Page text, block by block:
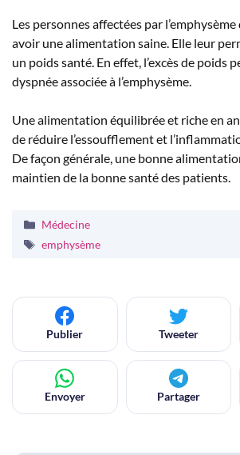
Les personnes affectées par
avoir une alimentation saine. Elle leur
un poids santé. En effet, l’excès de poids
dyspnée associée à l’emphysème.
Une alimentation équilibrée et riche en
de réduire l’essoufflement et
De façon générale, une bonne
maintien de la bonne santé des patients.
Catégories
Médecine
Étiquettes
emphysème
Publier Tweeter
Envoyer Partager